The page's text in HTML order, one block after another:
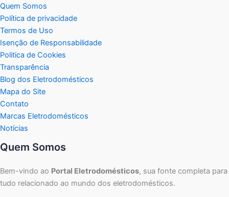
Quem Somos
Política de privacidade
Termos de Uso
Isenção de Responsabilidade
Politica de Cookies
Transparência
Blog dos Eletrodomésticos
Mapa do Site
Contato
Marcas Eletrodomésticos
Notícias
Quem Somos
Bem-vindo ao Portal Eletrodomésticos, sua fonte completa para
tudo relacionado ao mundo dos eletrodomésticos.